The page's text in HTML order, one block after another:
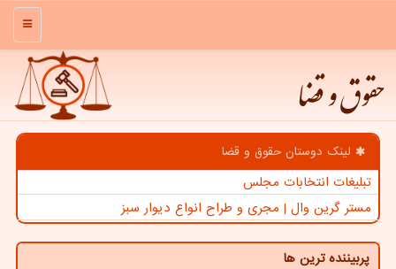
منو
حقوق و قضا
لینک دوستان حقوق و قضا
تبلیغات انتخابات مجلس
مستر گرین وال | مجری و طراح انواع دیوار سبز
پربیننده ترین ها